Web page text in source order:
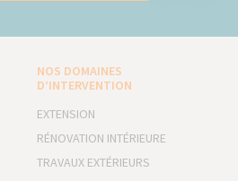
NOS DOMAINES
D’INTERVENTION
EXTENSION
RÉNOVATION INTÉRIEURE
TRAVAUX EXTÉRIEURS